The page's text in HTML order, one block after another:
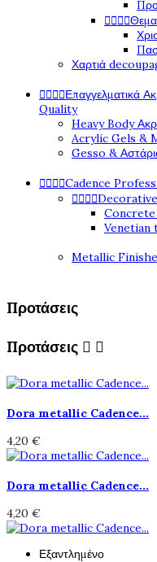

Χαρτιά
Επαγγελματικά
Quality
Heavy Body
Acrylic Gels &
Gesso &
Cadence

Venetian
Metallic
Προτάσεις
Προτάσεις  
Dora metallic Cadence...
4,20 €
Dora metallic Cadence...
4,20 €
Εξαντλημένο